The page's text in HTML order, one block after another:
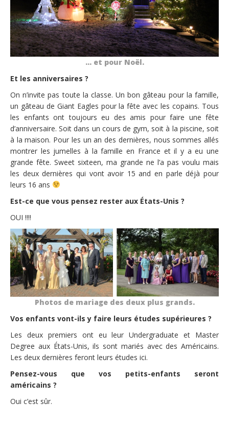
… et pour Noël.
Et les anniversaires ?
On n’invite pas toute la classe. Un bon gâteau pour la famille,
un gâteau de Giant Eagles pour la fête avec les copains. Tous
les enfants ont toujours eu des amis pour faire une fête
d’anniversaire. Soit dans un cours de gym, soit à la piscine, soit
à la maison. Pour les un an des dernières, nous sommes allés
montrer les jumelles à la famille en France et il y a eu une
grande fête. Sweet sixteen, ma grande ne l’a pas voulu mais
les deux dernières qui vont avoir 15 and en parle déjà pour
leurs 16 ans
Est-ce que vous pensez rester aux États-Unis ?
OUI !!!!
Photos de mariage des deux plus grands.
Vos enfants vont-ils y faire leurs études supérieures ?
Les deux premiers ont eu leur Undergraduate et Master
Degree aux États-Unis, ils sont mariés avec des Américains.
Les deux dernières feront leurs études ici.
Pensez-vous que vos petits-enfants seront
américains ?
Oui c’est sûr.